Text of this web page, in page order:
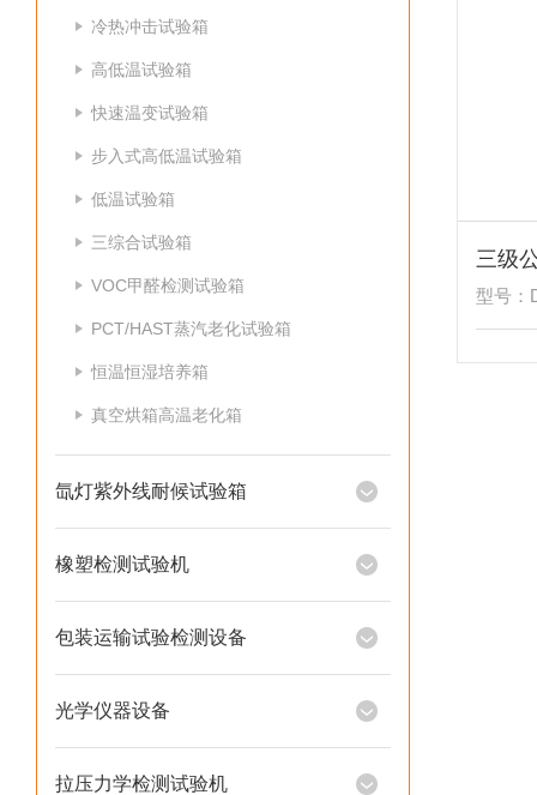
冷热冲击试验箱
高低温试验箱
快速温变试验箱
步入式高低温试验箱
低温试验箱
三综合试验箱
VOC甲醛检测试验箱
PCT/HAST蒸汽老化试验箱
恒温恒湿培养箱
真空烘箱高温老化箱
氙灯紫外线耐候试验箱
橡塑检测试验机
包装运输试验检测设备
光学仪器设备
拉压力学检测试验机
型号：